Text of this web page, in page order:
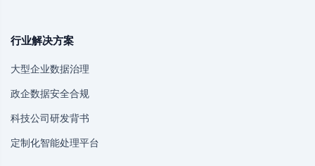
行业解决方案
大型企业数据治理
政企数据安全合规
科技公司研发背书
定制化智能处理平台